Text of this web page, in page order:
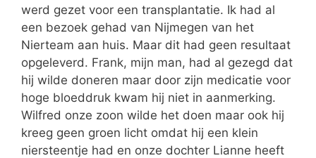
werd gezet voor een transplantatie. Ik had al
een bezoek gehad van Nijmegen van het
Nierteam aan huis. Maar dit had geen resultaat
opgeleverd. Frank, mijn man, had al gezegd dat
hij wilde doneren maar door zijn medicatie voor
hoge bloeddruk kwam hij niet in aanmerking.
Wilfred onze zoon wilde het doen maar ook hij
kreeg geen groen licht omdat hij een klein
niersteentje had en onze dochter Lianne heeft